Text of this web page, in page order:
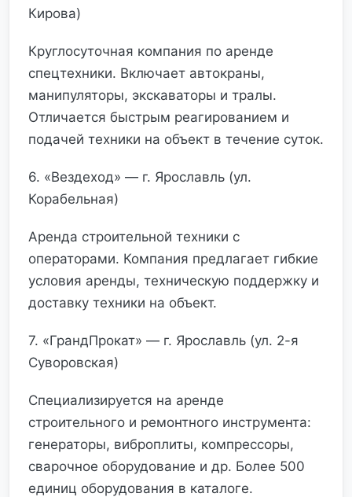
Кирова)
Круглосуточная компания по аренде
спецтехники. Включает автокраны,
манипуляторы, экскаваторы и тралы.
Отличается быстрым реагированием и
подачей техники на объект в течение суток.
6. «Вездеход» — г. Ярославль (ул.
Корабельная)
Аренда строительной техники с
операторами. Компания предлагает гибкие
условия аренды, техническую поддержку и
доставку техники на объект.
7. «ГрандПрокат» — г. Ярославль (ул. 2-я
Суворовская)
Специализируется на аренде
строительного и ремонтного инструмента:
генераторы, виброплиты, компрессоры,
сварочное оборудование и др. Более 500
единиц оборудования в каталоге.